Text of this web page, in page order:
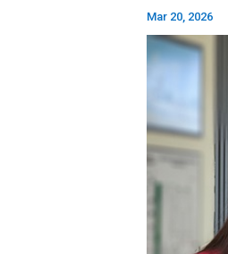
Mar 20, 2026